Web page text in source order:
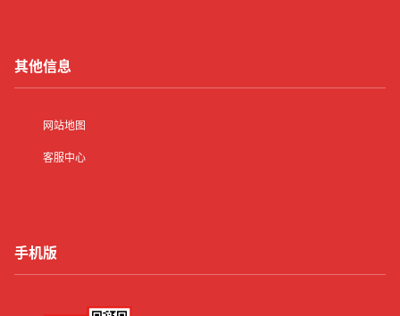
其他信息
网站地图
客服中心
手机版